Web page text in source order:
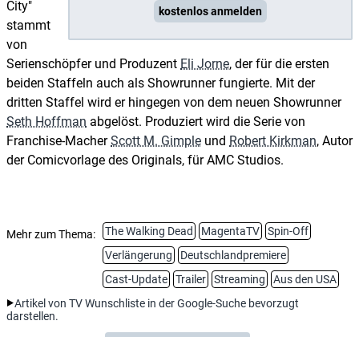
kostenlos anmelden
City"
stammt
von
Serienschöpfer und Produzent Eli Jorne, der für die ersten
beiden Staffeln auch als Showrunner fungierte. Mit der
dritten Staffel wird er hingegen von dem neuen Showrunner
Seth Hoffman abgelöst. Produziert wird die Serie von
Franchise-MacherScott M. Gimple und Robert Kirkman, Autor
der Comicvorlage des Originals, für AMC Studios.
Mehr zum Thema: The Walking Dead MagentaTV
Spin-Off
Verlängerung
Deutschlandpremiere
Cast-Update
Trailer Streaming
Aus den USA
Artikel von TV Wunschliste in der Google-Suche bevorzugt
darstellen.